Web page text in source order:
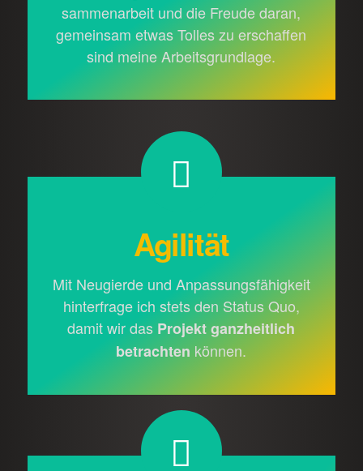
sammenarbeit und die Freude daran,
gemeinsam etwas Tolles zu erschaffen
sind meine Arbeits­grundlage.
Agilität
Mit Neugierde und Anpassungs­fähigkeit
hinterfrage ich stets den Status Quo,
damit wir das Projekt ganz­heitlich
betrach­ten können.